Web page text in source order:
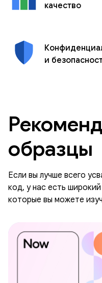
качество
и
образцы
Если вы лучше всего
код, у нас есть
которые вы можете